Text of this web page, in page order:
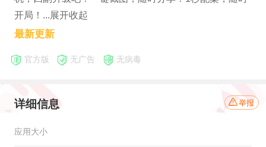
开局！...展开收起
最新更新
官方版 无广告 无病毒
详细信息 举报
应用大小